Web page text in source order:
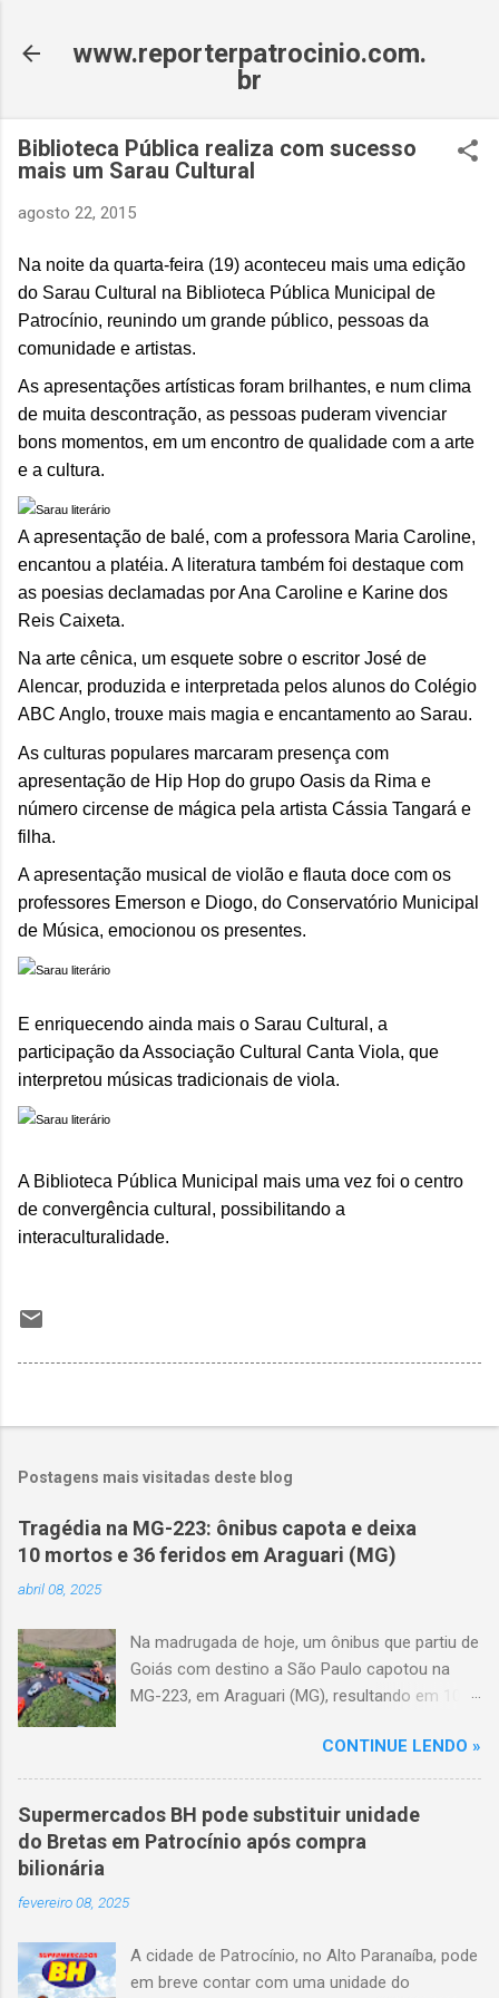
www.reporterpatrocinio.com.
br
Biblioteca Pública realiza com sucesso
mais um Sarau Cultural
agosto 22, 2015
Na noite da quarta-feira (19) aconteceu mais uma edição
do Sarau Cultural na Biblioteca Pública Municipal de
Patrocínio, reunindo um grande público, pessoas da
comunidade e artistas.
As apresentações artísticas foram brilhantes, e num clima
de muita descontração, as pessoas puderam vivenciar
bons momentos, em um encontro de qualidade com a arte
e a cultura.
A apresentação de balé, com a professora Maria Caroline,
encantou a platéia. A literatura também foi destaque com
as poesias declamadas por Ana Caroline e Karine dos
Reis Caixeta.
Na arte cênica, um esquete sobre o escritor José de
Alencar, produzida e interpretada pelos alunos do Colégio
ABC Anglo, trouxe mais magia e encantamento ao Sarau.
As culturas populares marcaram presença com
apresentação de Hip Hop do grupo Oasis da Rima e
número circense de mágica pela artista Cássia Tangará e
filha.
A apresentação musical de violão e flauta doce com os
professores Emerson e Diogo, do Conservatório Municipal
de Música, emocionou os presentes.
E enriquecendo ainda mais o Sarau Cultural, a
participação da Associação Cultural Canta Viola, que
interpretou músicas tradicionais de viola.
A Biblioteca Pública Municipal mais uma vez foi o centro
de convergência cultural, possibilitando a
interaculturalidade.
Postagens mais visitadas deste blog
Tragédia na MG-223: ônibus capota e deixa
10 mortos e 36 feridos em Araguari (MG)
abril 08, 2025
Na madrugada de hoje, um ônibus que partiu de
Goiás com destino a São Paulo capotou na
MG-223, em Araguari (MG), resultando em 10
volta das 3h40, próximo ao trevo de Queixinho,
quando o motorista perdeu o controle do
veículo, atravessou o canteiro central e
capotou em uma alça de acesso. Entre as
vítimas fatais, há duas crianças de
CONTINUE LENDO »
Supermercados BH pode substituir unidade
do Bretas em Patrocínio após compra
bilionária
fevereiro 08, 2025
A cidade de Patrocínio, no Alto Paranaíba, pode
em breve contar com uma unidade do